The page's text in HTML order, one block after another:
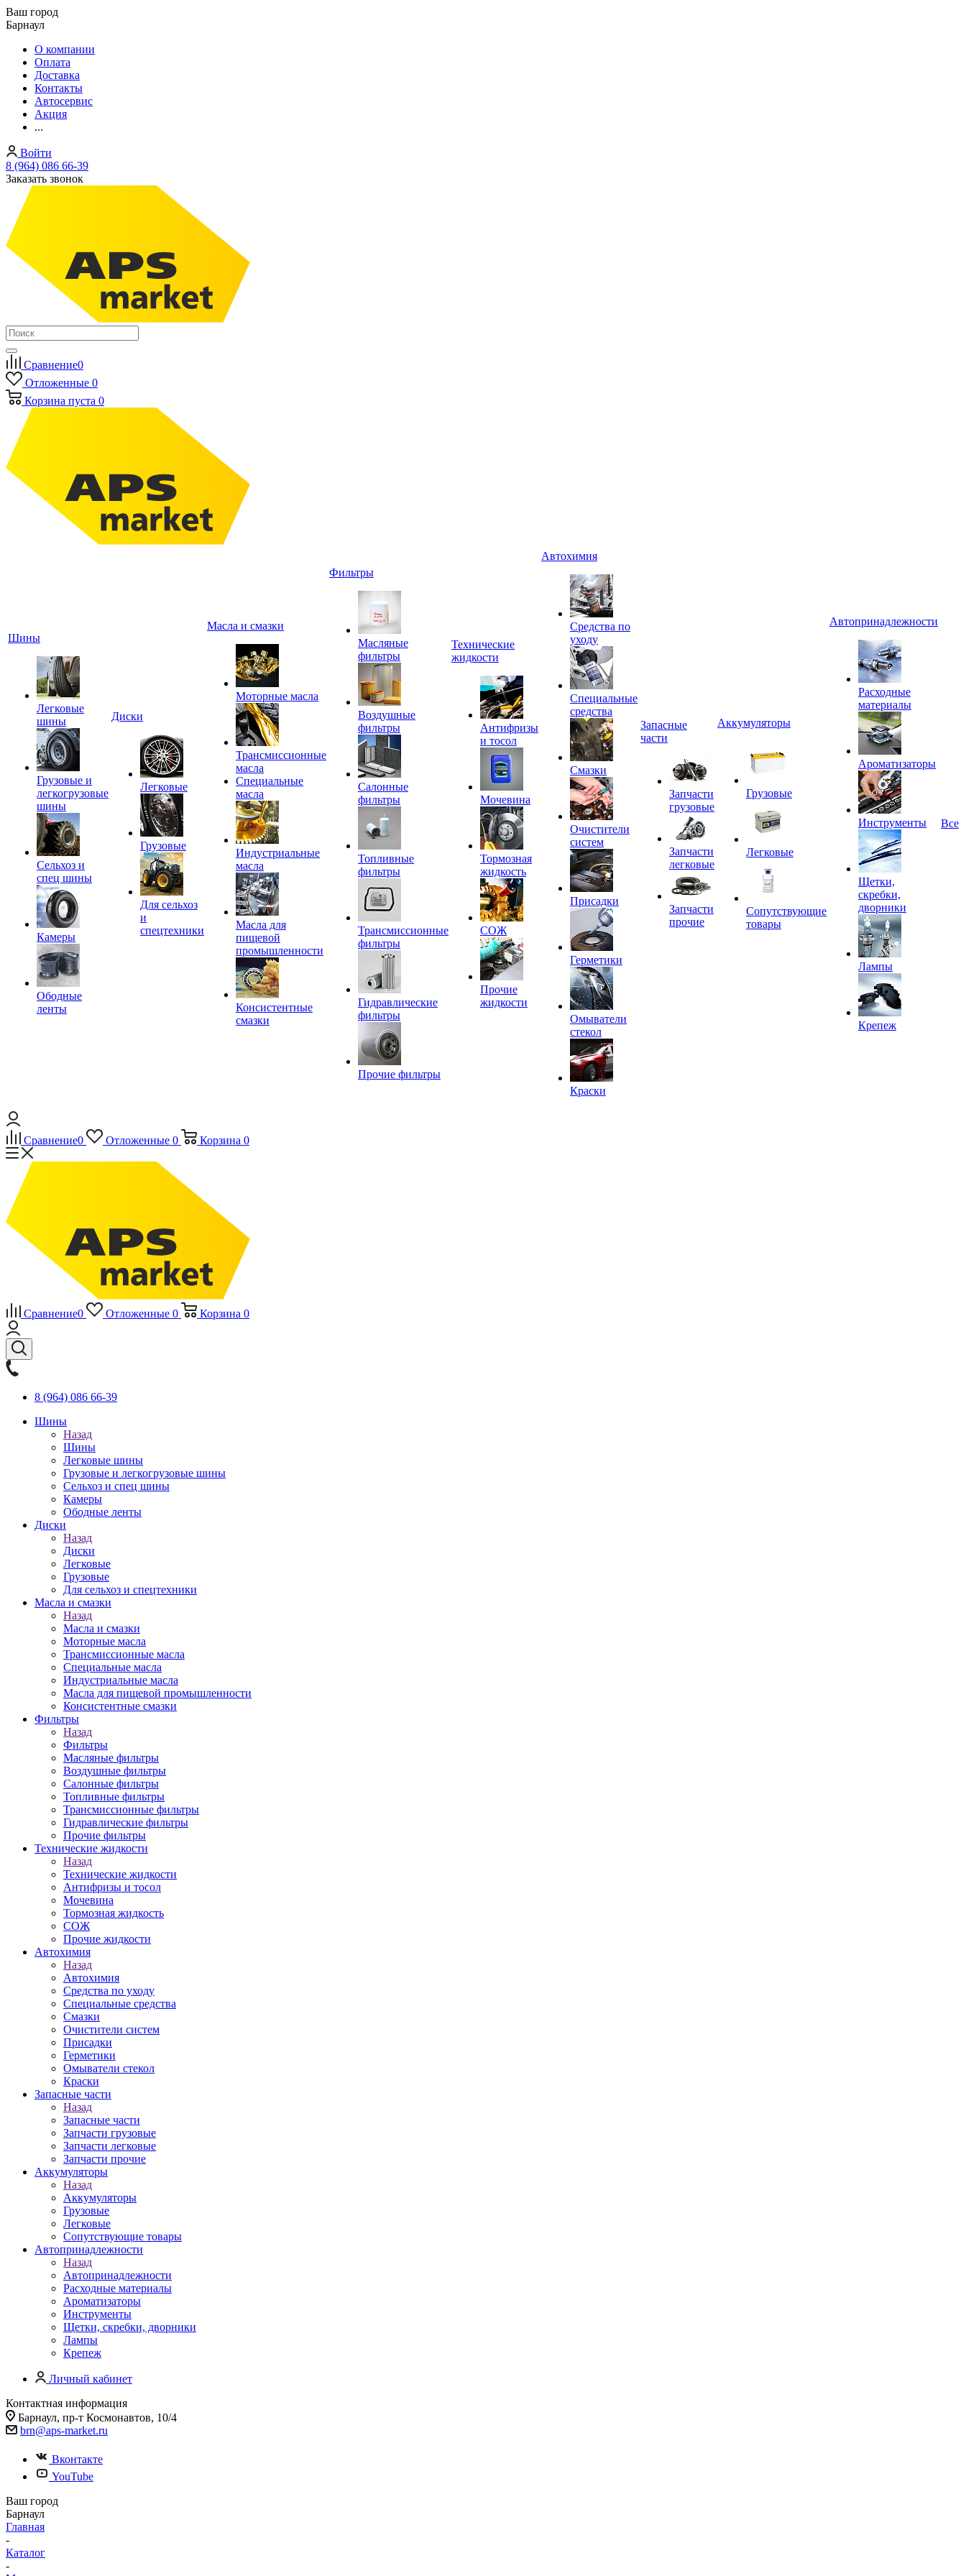
Ваш город
Барнаул
О компании
Оплата
Доставка
Контакты
Автосервис
Акция
...
Войти
8 (964) 086 66-39
Заказать звонок
Сравнение0
Отложенные 0
Корзина пуста 0
Шины
Легковые
шины
Грузовые и
легкогрузовые
шины
Сельхоз и
спец шины
Камеры
Ободные
ленты
Диски
Легковые
Грузовые
Для сельхоз
и
спецтехники
Масла и смазки
Моторные масла
Трансмиссионные
масла
Специальные
масла
Индустриальные
масла
Масла для
пищевой
промышленности
Консистентные
смазки
Фильтры
Масляные
фильтры
Воздушные
фильтры
Салонные
фильтры
Топливные
фильтры
Трансмиссионные
фильтры
Гидравлические
фильтры
Прочие фильтры
Технические
жидкости
Антифризы
и тосол
Мочевина
Тормозная
жидкость
СОЖ
Прочие
жидкости
Автохимия
Средства по
уходу
Специальные
средства
Смазки
Очистители
систем
Присадки
Герметики
Омыватели
стекол
Краски
Запасные
части
Запчасти
грузовые
Запчасти
легковые
Запчасти
прочие
Аккумуляторы
Грузовые
Легковые
Сопутствующие
товары
Автопринадлежности
Расходные
материалы
Ароматизаторы
Инструменты
Щетки,
скребки,
дворники
Лампы
Крепеж
Все
Сравнение0 Отложенные 0 Корзина 0
Сравнение0 Отложенные 0 Корзина 0
8 (964) 086 66-39
Шины
Назад
Шины
Легковые шины
Грузовые и легкогрузовые шины
Сельхоз и спец шины
Камеры
Ободные ленты
Диски
Назад
Диски
Легковые
Грузовые
Для сельхоз и спецтехники
Масла и смазки
Назад
Масла и смазки
Моторные масла
Трансмиссионные масла
Специальные масла
Индустриальные масла
Масла для пищевой промышленности
Консистентные смазки
Фильтры
Назад
Фильтры
Масляные фильтры
Воздушные фильтры
Салонные фильтры
Топливные фильтры
Трансмиссионные фильтры
Гидравлические фильтры
Прочие фильтры
Технические жидкости
Назад
Технические жидкости
Антифризы и тосол
Мочевина
Тормозная жидкость
СОЖ
Прочие жидкости
Автохимия
Назад
Автохимия
Средства по уходу
Специальные средства
Смазки
Очистители систем
Присадки
Герметики
Омыватели стекол
Краски
Запасные части
Назад
Запасные части
Запчасти грузовые
Запчасти легковые
Запчасти прочие
Аккумуляторы
Назад
Аккумуляторы
Грузовые
Легковые
Сопутствующие товары
Автопринадлежности
Назад
Автопринадлежности
Расходные материалы
Ароматизаторы
Инструменты
Щетки, скребки, дворники
Лампы
Крепеж
Личный кабинет
Контактная информация
Барнаул, пр-т Космонавтов, 10/4
brn@aps-market.ru
Вконтакте
YouTube
Ваш город
Барнаул
Главная
-
Каталог
-